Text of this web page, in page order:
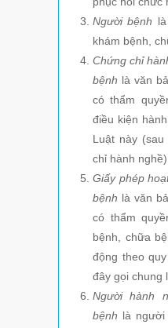
Người bệnh
khám bệnh,
Chứng chỉ
bệnh là văn
có thẩm
điều kiện
Luật này
chỉ hành
Giấy phép
bệnh là văn
có thẩm
bệnh, chữa
động theo
đây gọi chung
Người hành
bệnh là